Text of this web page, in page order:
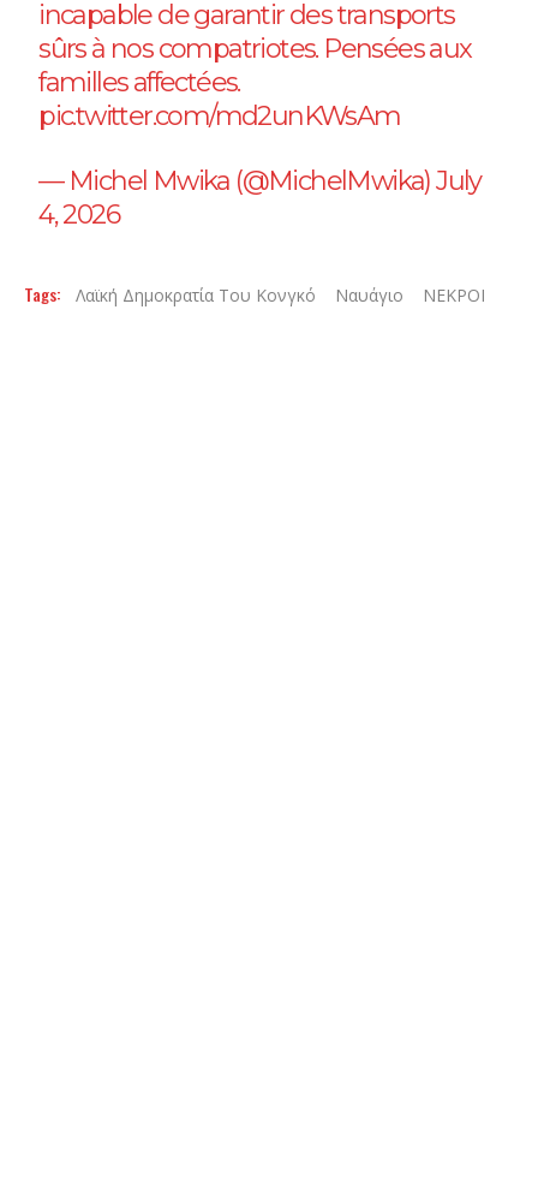
incapable de garantir des transports
sûrs à nos compatriotes. Pensées aux
familles affectées.
pic.twitter.com/md2unKWsAm
— Michel Mwika (@MichelMwika)July
4, 2026
Tags: Λαϊκή Δημοκρατία Του Κονγκό Ναυάγιο ΝΕΚΡΟΙ